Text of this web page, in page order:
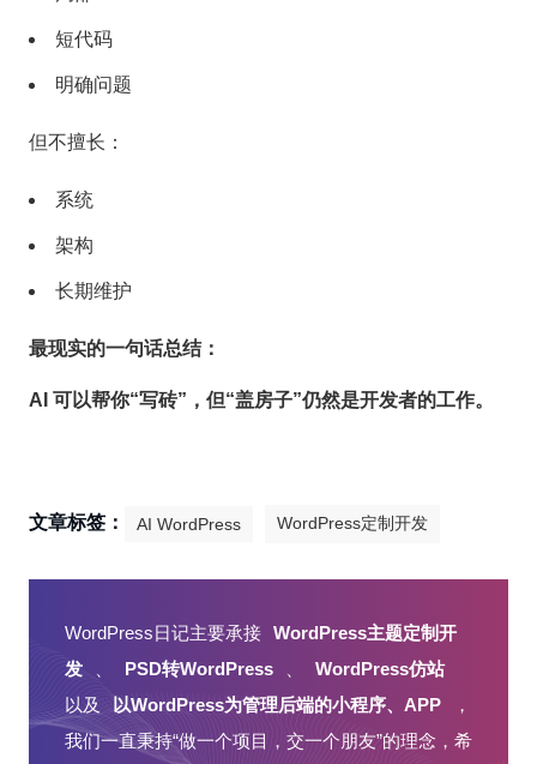
短代码
明确问题
但不擅长：
系统
架构
长期维护
最现实的一句话总结：
AI 可以帮你“写砖”，但“盖房子”仍然是开发者的工作。
文章标签： AI WordPress WordPress定制开发
WordPress日记主要承接 WordPress主题定制开
发
PSD转WordPress
WordPress仿站
以及
以WordPress为管理后端的小程序、APP
，
我们一直秉持“做一个项目，交一个朋友”的理念，希